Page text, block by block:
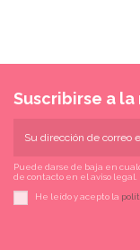
Suscribirse a
Puede darse de baja en
de contacto en el aviso legal.
He leído y acepto la